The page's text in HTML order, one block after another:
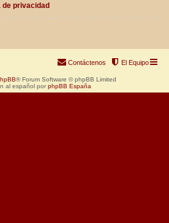
de privacidad
El Equipo
Contáctenos
® Forum Software © phpBB Limited
al español por phpBB España